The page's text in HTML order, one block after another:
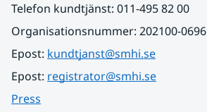
Telefon kundtjänst: 011-495 82 00
Organisationsnummer: 202100-0696
Epost: kundtjanst@smhi.se
Epost: registrator@smhi.se
Press